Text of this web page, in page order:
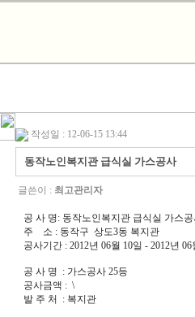
작성일 : 12-06-15 13:44
동작노인복지관 급식실 가스공사
글쓴이 : 최고관리자
공 사 명: 동작노인복지관 급식실 가스
주 소 : 동작구 상도3동 복지관
공사기간 : 2012년 06월 10일 - 2012년 06
공 사 명 : 가스공사 25등
공사금액 : \
발 주 처 : 복지관